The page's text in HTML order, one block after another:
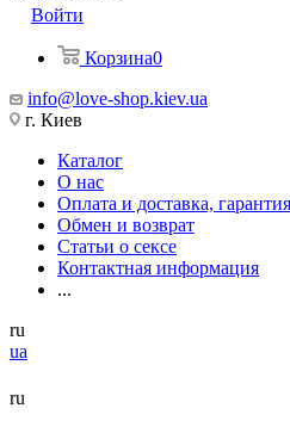
Войти
Корзина0
info@love-shop.kiev.ua
г. Киев
Каталог
О нас
Оплата и доставка, гарантия
Обмен и возврат
Статьи о сексе
Контактная информация
...
ru
ua
ru